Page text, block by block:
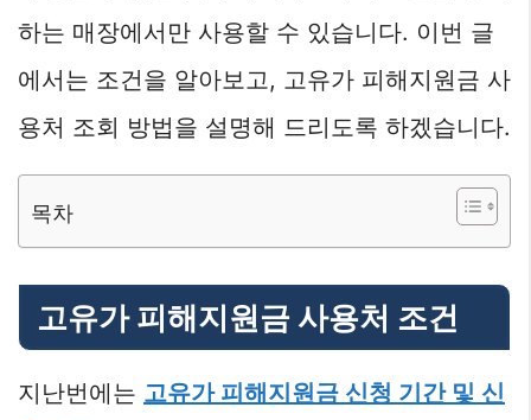
하는 매장에서만 사용할 수 있습니다. 이번 글
에서는 조건을 알아보고, 고유가 피해지원금 사
용처 조회 방법을 설명해 드리도록 하겠습니다.
목차
고유가 피해지원금 사용처 조건
지난번에는 고유가 피해지원금 신청 기간 및 신